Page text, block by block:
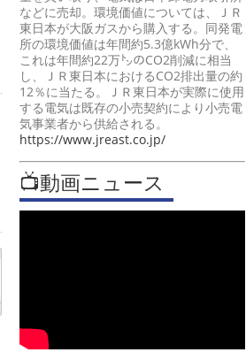
などに売却。環境価値については、ＪＲ
東日本が大阪ガスから購入する。同発電
所の環境価値は年間約5.3億kWh分で、
これは年間約22万㌧のCO2削減に相当
し、ＪＲ東日本におけるCO2排出量の約
12％に当たる。ＪＲ東日本が実際に使用
する電気は既存の小売契約により小売電
気事業者から供給される。
https://www.jreast.co.jp/
📺動画ニュース